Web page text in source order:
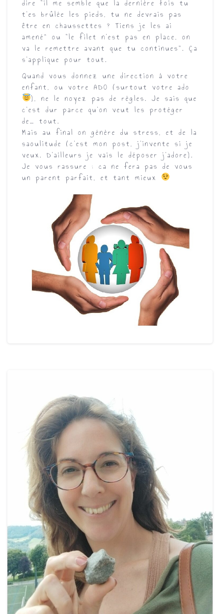
dire “il me semble que la dernière fois tu
t’es brûlée les pieds, tu ne devrais pas
être en chaussettes ? Tiens je les ai
amené” ou “le filet n’est pas en place, on
va le remettre avant que tu continues”. Ça
s’applique pour tout.
Quand vous donnez une direction à votre
enfant, ou votre ADO (surtout votre ado
), ne le noyez pas de règles. Je sais que
c’est dur parce qu’on veut les protéger
de… tout.
Mais au final on génère du stress, et de la
saoulitude (c’est mon post, j’invente si je
veux. D’ailleurs je vais le déposer j’adore).
Je vous rassure : ca ne fera pas de vous
un parent parfait, et tant mieux